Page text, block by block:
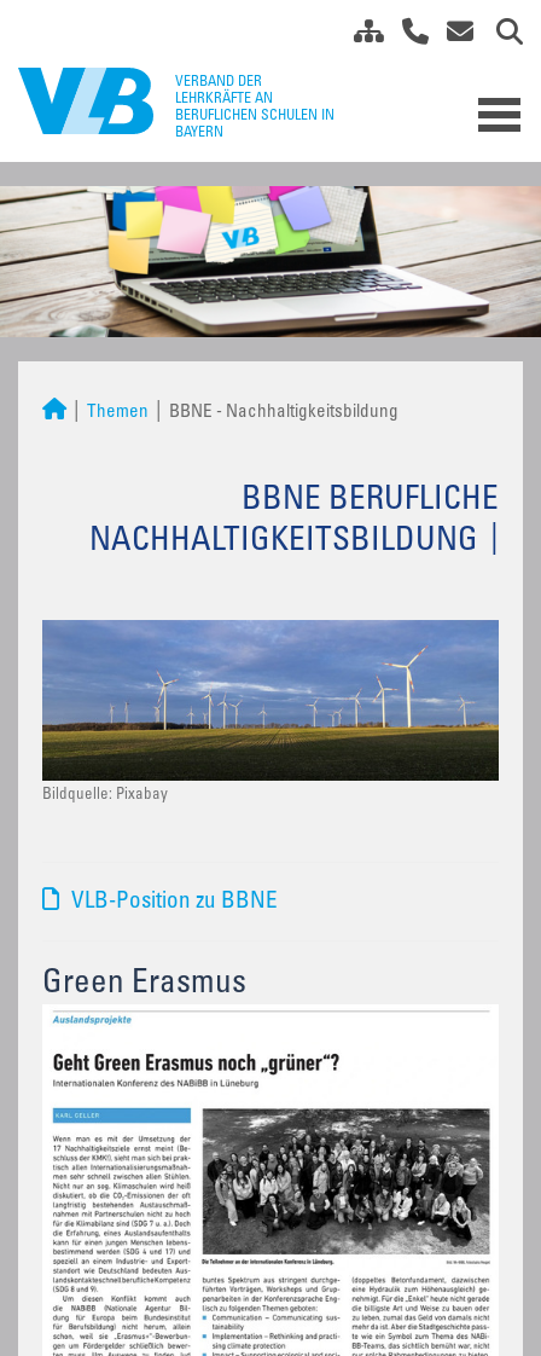
Themen BBNE - Nachhaltigkeitsbildung
BBNE BERUFLICHE
NACHHALTIGKEITSBILDUNG
Bildquelle: Pixabay
VLB-Position zu BBNE
Green Erasmus